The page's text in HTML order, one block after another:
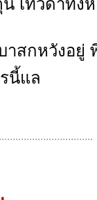
เทวดาทั้ง
สกหวังอยู่
นี้แล